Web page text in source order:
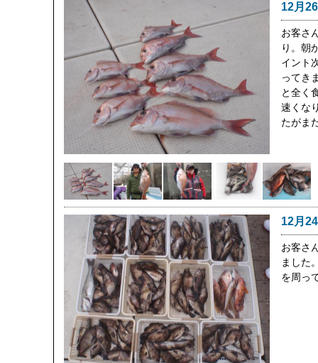
12月
お客さ
り。朝
イント
ってき
と全く
速くな
たがま
12月
お客さ
ました
を周っ